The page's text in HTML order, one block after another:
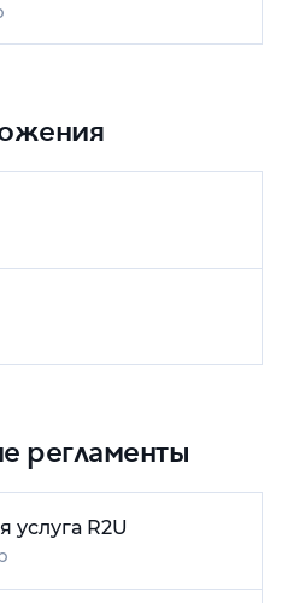
регламенты
услуга R2U